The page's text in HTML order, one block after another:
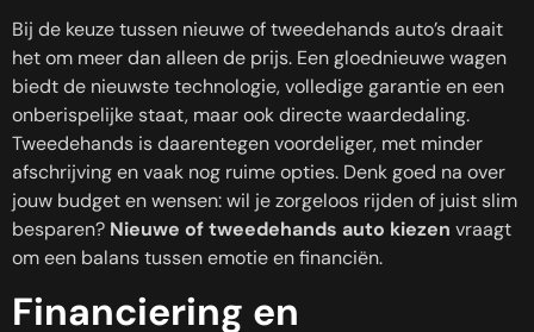
Bij de keuze tussen nieuwe of tweedehands auto’s draait
het om meer dan alleen de prijs. Een gloednieuwe wagen
biedt de nieuwste technologie, volledige garantie en een
onberispelijke staat, maar ook directe waardedaling.
Tweedehands is daarentegen voordeliger, met minder
afschrijving en vaak nog ruime opties. Denk goed na over
jouw budget en wensen: wil je zorgeloos rijden of juist slim
besparen? Nieuwe of tweedehands auto kiezen vraagt
om een balans tussen emotie en financiën.
Financiering en